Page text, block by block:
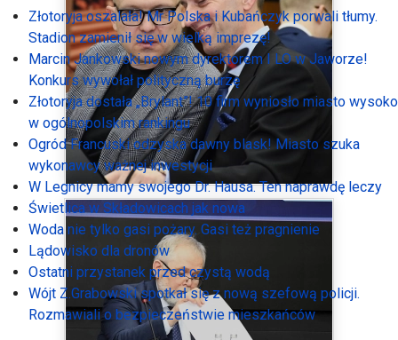
Złotoryja oszalała! Mr Polska i Kubańczyk porwali tłumy.
Stadion zamienił się w wielką imprezę!
Marcin Jankowski nowym dyrektorem I LO w Jaworze!
Konkurs wywołał polityczną burzę
Złotoryja dostała „Brylant”! 10 firm wyniosło miasto wysoko
w ogólnopolskim rankingu
Ogród Francuski odzyska dawny blask! Miasto szuka
wykonawcy ważnej inwestycji
W Legnicy mamy swojego Dr. Hausa. Ten naprawdę leczy
Świetlica w Składowicach jak nowa
Woda nie tylko gasi pożary. Gasi też pragnienie
Lądowisko dla dronów
Ostatni przystanek przed czystą wodą
Wójt Z.Grabowski spotkał się z nową szefową policji.
Rozmawiali o bezpieczeństwie mieszkańców